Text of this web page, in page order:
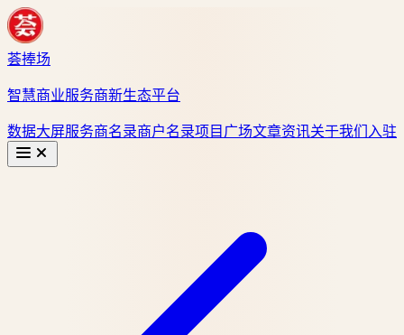
荟捧场
智慧商业服务商新生态平台
数据大屏服务商名录商户名录项目广场文章资讯关于我们 入驻